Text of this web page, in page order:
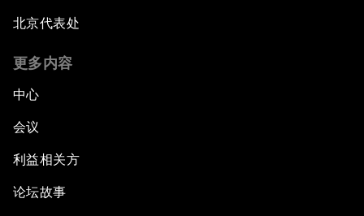
北京代表处
更多内容
中心
会议
利益相关方
论坛故事